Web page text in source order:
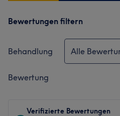
Bewertungen filtern
Behandlung Alle
Bewertung
Verifizierte Bewertungen